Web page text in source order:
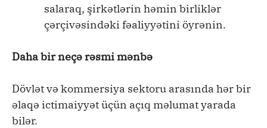
salaraq, şirkətlərin həmin birliklər
çərçivəsindəki fəaliyyətini öyrənin.
Daha bir neçə rəsmi mənbə
Dövlət və kommersiya sektoru arasında hər bir
əlaqə ictimaiyyət üçün açıq məlumat yarada
bilər.